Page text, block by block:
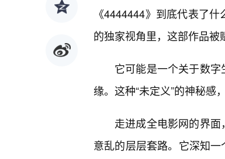
《4444444》到底代表了
的独家视角里，这部作品被
它可能是一个关于数
缘。这种“未定义”的神秘感
走进成全电影网的界
意乱的层层套路。它深知